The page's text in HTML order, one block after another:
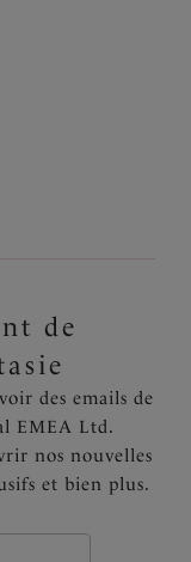
de
des emails de
EMEA Ltd.
nos nouvelles
et bien plus.